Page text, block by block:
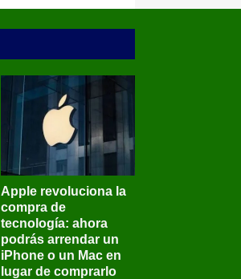
Apple revoluciona la
compra de
tecnología: ahora
podrás arrendar un
iPhone o un Mac en
lugar de comprarlo